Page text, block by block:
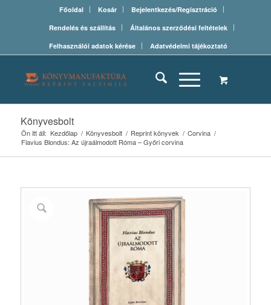
Főoldal Kosár
Bejelentkezés/Regisztráció
Rendelés és szállítás
Általános szerződési feltételek
Felhasználói adatok kérése
Adatvédelmi tájékoztató
Könyvesbolt
Ön itt áll: Kezdőlap / Könyvesbolt / Reprint könyvek / Corvina /
Flavius Blondus: Az újraálmodott Róma – Győri corvina